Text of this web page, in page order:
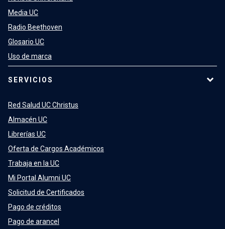
Media UC
Radio Beethoven
Glosario UC
Uso de marca
SERVICIOS
Red Salud UC Christus
Almacén UC
Librerías UC
Oferta de Cargos Académicos
Trabaja en la UC
Mi Portal Alumni UC
Solicitud de Certificados
Pago de créditos
Pago de arancel